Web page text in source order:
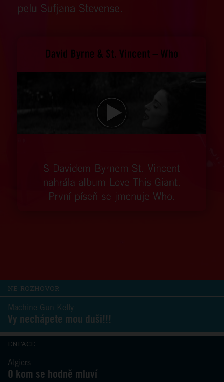
NE-ROZHOVOR
Machine Gun Kelly
Vy nechápete mou duši!!!
ENFACE
Algiers
O kom se hodně mluví